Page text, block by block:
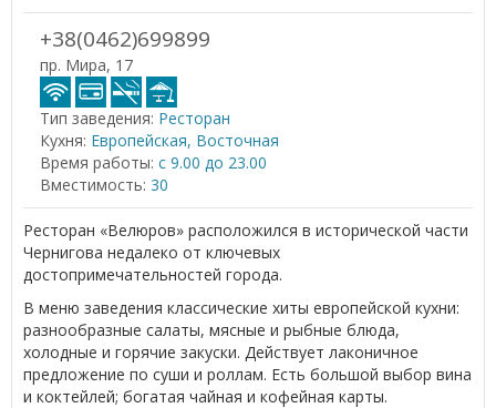
+38(0462)699899
пр. Мира, 17
Тип заведения: Ресторан
Кухня: Европейская, Восточная
Время работы: с 9.00 до 23.00
Вместимость: 30
Ресторан «Велюров» расположился в исторической части
Чернигова недалеко от ключевых
достопримечательностей города.
В меню заведения классические хиты европейской кухни:
разнообразные салаты, мясные и рыбные блюда,
холодные и горячие закуски. Действует лаконичное
предложение по суши и роллам. Есть большой выбор вина
и коктейлей; богатая чайная и кофейная карты.